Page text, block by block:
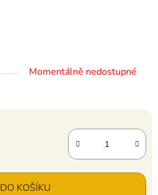
Momentálně nedostupné
DO KOŠÍKU